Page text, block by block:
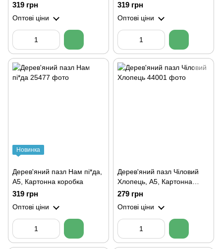
319 грн
Оптові ціни
319 грн
Оптові ціни
Новинка
Дерев'яний пазл Нам пі*да,
А5, Картонна коробка
319 грн
Оптові ціни
Дерев'яний пазл Чіловий
Хлопець, А5, Картонна
коробка
279 грн
Оптові ціни